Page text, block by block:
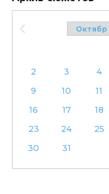
2
3 4
9
10 11
16
17 18
23
24 25
30
31